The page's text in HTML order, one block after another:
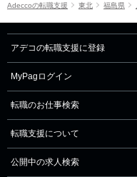
Adeccoの転職支援 東北 福島県
アデコの転職支援に登録
MyPagログイン
転職のお仕事検索
転職支援について
公開中の求人検索